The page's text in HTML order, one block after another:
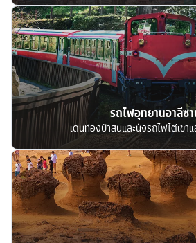
รถไฟอุทยานอาลีซ
เดินท่องป่าสนและนั่งรถไฟไต่เขา